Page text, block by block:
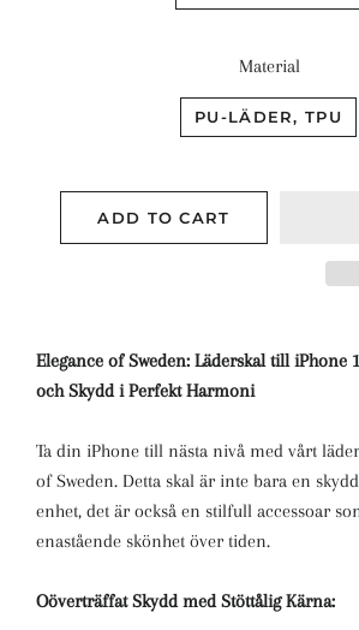
Material
PU-LÄDER, TPU
ADD TO CART
Elegance of Sweden: Läderskal till iPhone
och Skydd i Perfekt Harmoni
Ta din iPhone till nästa nivå med vårt
of Sweden. Detta skal är inte bara en
enhet, det är också en stilfull accessoar
enastående skönhet över tiden.
Oöverträffat Skydd med Stöttålig Kärna: